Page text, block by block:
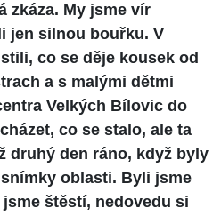
zkáza. My jsme vír
jen silnou bouřku. V
co se děje kousek od
a s malými dětmi
Velkých Bílovic do
co se stalo, ale ta
druhý den ráno, když byly
oblasti. Byli jsme
štěstí, nedovedu si